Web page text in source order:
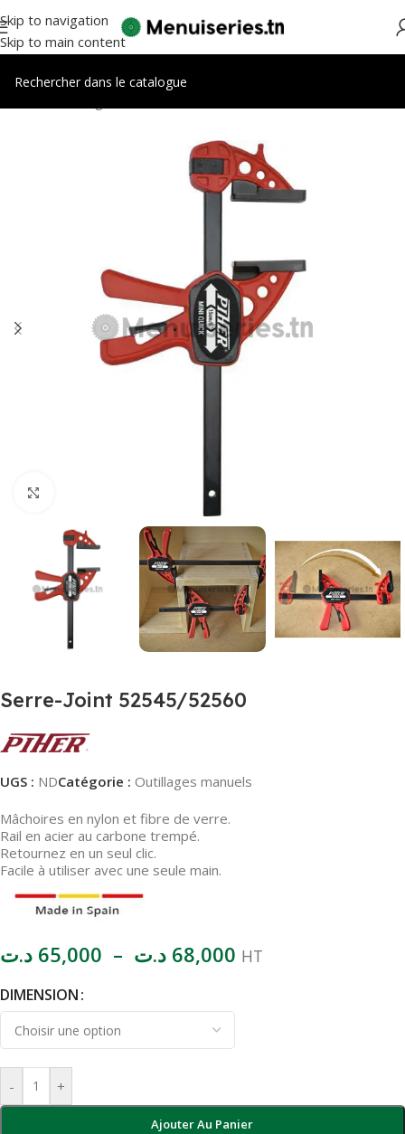
Skip to navigation
Skip to main content
Serre-Joint 52545/52560
UGS : NDCatégorie : Outillages manuels
Mâchoires en nylon et fibre de verre.
Rail en acier au carbone trempé.
Retournez en un seul clic.
Facile à utiliser avec une seule main.
65,000 د.ت – 68,000 د.ت HT
DIMENSION
- +
Ajouter Au Panier